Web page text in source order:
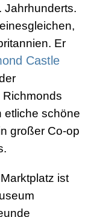
Jahrhunderts.
Er
Castle
etliche schöne
großer Co-op
ist